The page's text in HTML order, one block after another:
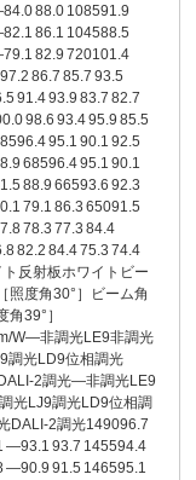
88.0 108591.9
86.1 104588.5
82.9 720101.4
86.7 85.7 93.5
91.4 93.9 83.7 82.7
98.6 93.4 95.9 85.5
95.1 90.1 92.5
68596.4 95.1 90.1
88.9 66593.6 92.3
79.1 86.3 65091.5
78.3 77.3 84.4
82.2 84.4 75.3 74.4
反射板ホワイトビー
照度角30°］ビーム角
角39°］
W―非調光LE9非調光
調光LD9位相調光
2調光―非調光LE9
光LJ9調光LD9位相調
DALI-2調光149096.7
―93.1 93.7 145594.4
―90.9 91.5 146595.1